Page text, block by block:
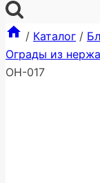
/ Каталог /
Ограды из
ОН-017